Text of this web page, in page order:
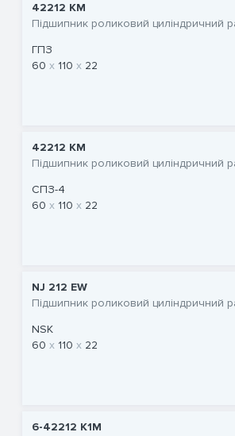
42212 КМ
Підшипник роликовий циліндричний
ГПЗ
60
110 22
42212 КМ
Підшипник роликовий циліндричний
СПЗ-4
60
110 22
NJ 212 EW
Підшипник роликовий циліндричний
NSK
60
110 22
6-42212 К1М